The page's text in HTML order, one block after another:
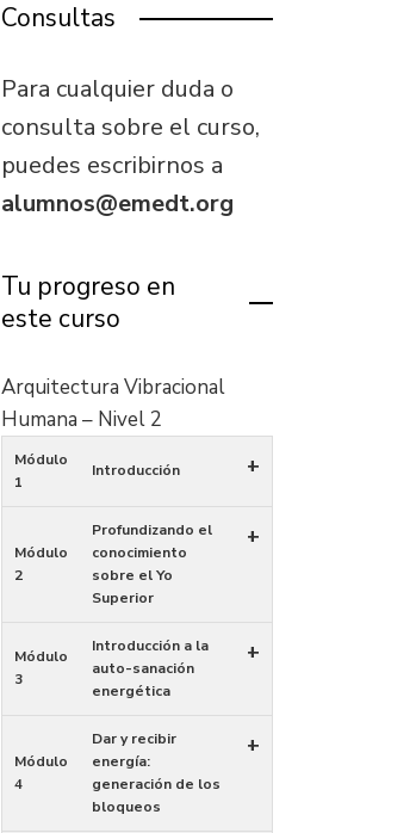
Consultas
Para cualquier duda o
consulta sobre el curso,
puedes escribirnos a
alumnos@emedt.org
Tu progreso en
este curso
Arquitectura Vibracional
Humana – Nivel 2
Módulo
1
Introducción +
Módulo
2
Profundizando el
conocimiento
sobre el Yo
Superior
+
Módulo
3
Introducción a la
auto-sanación
energética
+
Módulo
4
Dar y recibir
energía:
generación de los
bloqueos
+